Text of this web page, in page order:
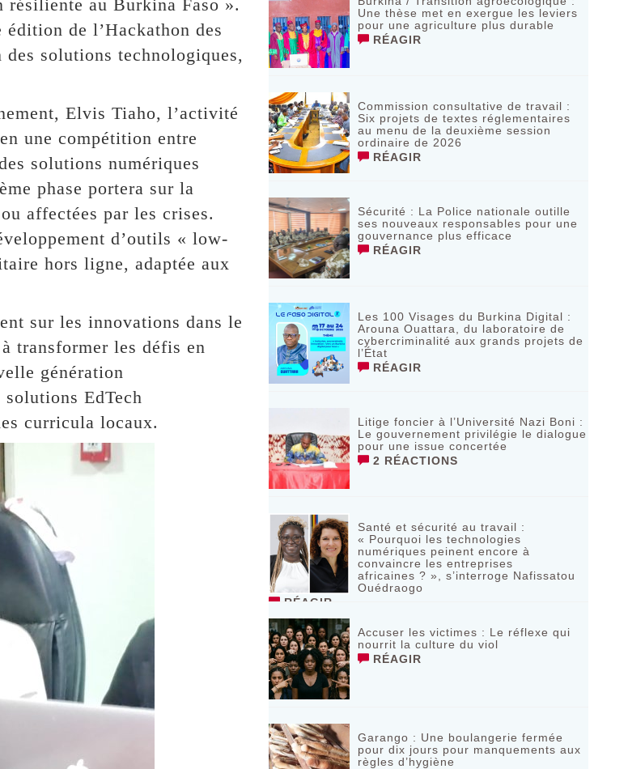
résiliente au Burkina Faso ».
édition de l’Hackathon des
solutions technologiques,
Elvis Tiaho, l’activité
une compétition entre
solutions numériques
phase portera sur la
affectées par les crises.
d’outils « low-
hors ligne, adaptée aux
sur les innovations dans le
transformer les défis en
génération
solutions EdTech
curricula locaux.
Une thèse met en exergue les leviers
pour une agriculture plus durable
RÉAGIR
Commission consultative de travail :
Six projets de textes réglementaires
au menu de la deuxième session
ordinaire de 2026
RÉAGIR
Sécurité : La Police nationale outille
ses nouveaux responsables pour une
gouvernance plus efficace
RÉAGIR
Les 100 Visages du Burkina Digital :
Arouna Ouattara, du laboratoire de
cybercriminalité aux grands projets de
l’État
RÉAGIR
Litige foncier à l’Université Nazi Boni :
Le gouvernement privilégie le dialogue
pour une issue concertée
2 RÉACTIONS
Santé et sécurité au travail :
« Pourquoi les technologies
numériques peinent encore à
convaincre les entreprises
africaines ? », s’interroge Nafissatou
Ouédraogo
RÉAGIR
Accuser les victimes : Le réflexe qui
nourrit la culture du viol
RÉAGIR
Garango : Une boulangerie fermée
pour dix jours pour manquements aux
règles d’hygiène